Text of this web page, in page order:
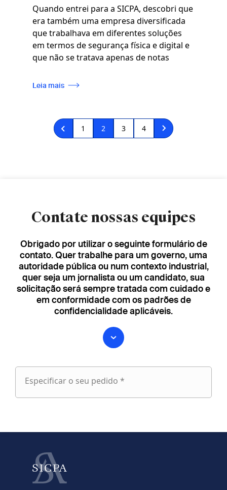
Quando entrei para a SICPA, descobri que
era também uma empresa diversificada
que trabalhava em diferentes soluções
em termos de segurança física e digital e
que não se tratava apenas de notas
Leia mais
PaginaçãoPágina
1
Página
atual
2 Página
3 Página
4
Contate nossas equipes
Obrigado por utilizar o seguinte formulário de
contato. Quer trabalhe para um governo, uma
autoridade pública ou num contexto industrial,
quer seja um jornalista ou um candidato, sua
solicitação será sempre tratada com cuidado e
em conformidade com os padrões de
confidencialidade aplicáveis.
Especificar o seu pedido *
Especificar
Apelido
fieldset